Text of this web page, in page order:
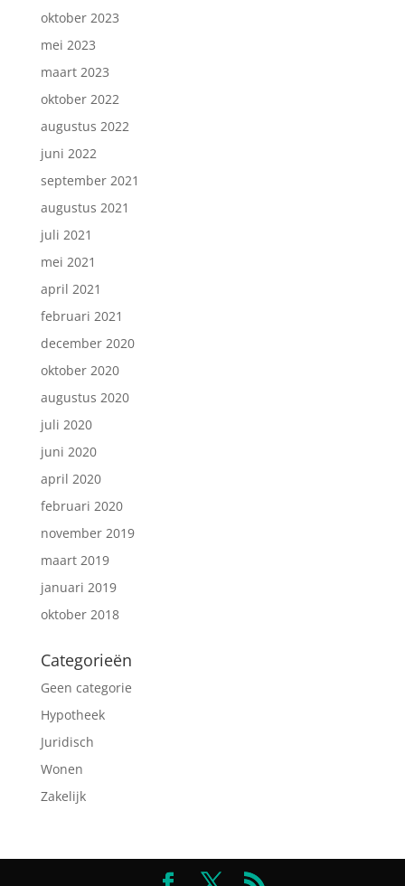
oktober 2023
mei 2023
maart 2023
oktober 2022
augustus 2022
juni 2022
september 2021
augustus 2021
juli 2021
mei 2021
april 2021
februari 2021
december 2020
oktober 2020
augustus 2020
juli 2020
juni 2020
april 2020
februari 2020
november 2019
maart 2019
januari 2019
oktober 2018
Categorieën
Geen categorie
Hypotheek
Juridisch
Wonen
Zakelijk